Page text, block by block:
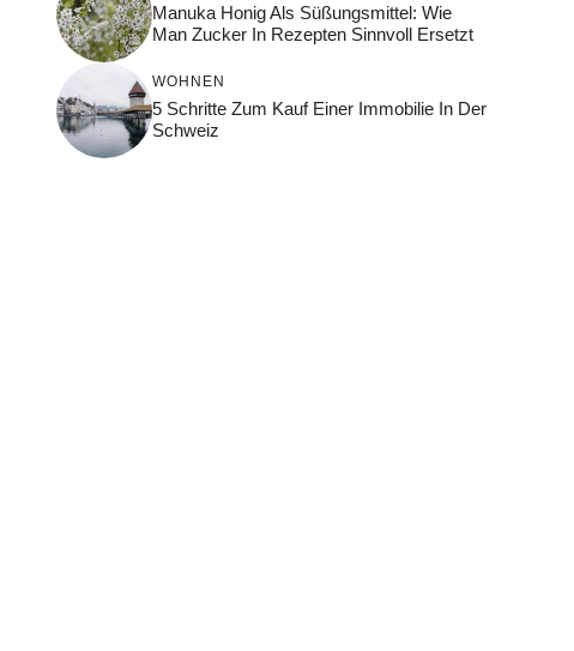
Manuka Honig Als Süßungsmittel: Wie
Man Zucker In Rezepten Sinnvoll Ersetzt
WOHNEN
5 Schritte Zum Kauf Einer Immobilie In Der
Schweiz